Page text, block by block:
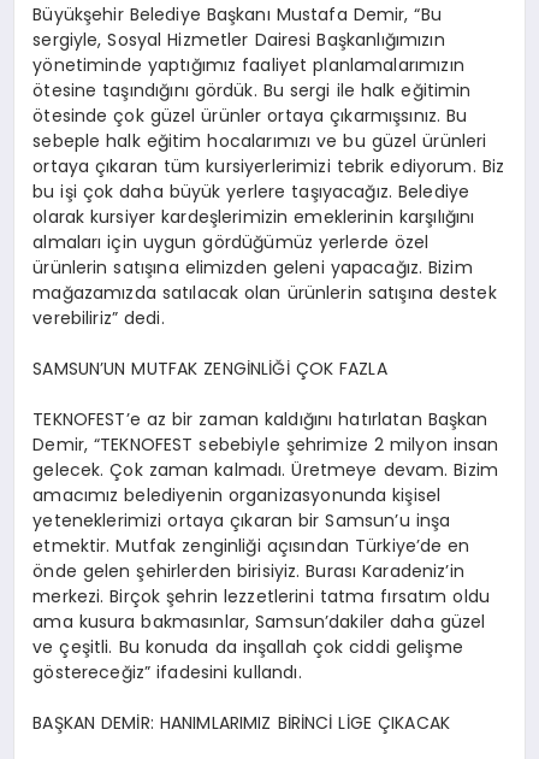
SPOR
TEKNOLOJI
Büyükşehir Belediye Başkanı Mustafa Demir, “Bu
sergiyle, Sosyal Hizmetler Dairesi Başkanlığımızın
yönetiminde yaptığımız faaliyet planlamalarımızın
ötesine taşındığını gördük. Bu sergi ile halk eğitimin
ötesinde çok güzel ürünler ortaya çıkarmışsınız. Bu
sebeple halk eğitim hocalarımızı ve bu güzel ürünleri
ortaya çıkaran tüm kursiyerlerimizi tebrik ediyorum. Biz
bu işi çok daha büyük yerlere taşıyacağız. Belediye
olarak kursiyer kardeşlerimizin emeklerinin karşılığını
almaları için uygun gördüğümüz yerlerde özel
ürünlerin satışına elimizden geleni yapacağız. Bizim
mağazamızda satılacak olan ürünlerin satışına destek
verebiliriz” dedi.
SAMSUN’UN MUTFAK ZENGİNLİĞİ ÇOK FAZLA
TEKNOFEST’e az bir zaman kaldığını hatırlatan Başkan
Demir, “TEKNOFEST sebebiyle şehrimize 2 milyon insan
gelecek. Çok zaman kalmadı. Üretmeye devam. Bizim
amacımız belediyenin organizasyonunda kişisel
yeteneklerimizi ortaya çıkaran bir Samsun’u inşa
etmektir. Mutfak zenginliği açısından Türkiye’de en
önde gelen şehirlerden birisiyiz. Burası Karadeniz’in
merkezi. Birçok şehrin lezzetlerini tatma fırsatım oldu
ama kusura bakmasınlar, Samsun’dakiler daha güzel
ve çeşitli. Bu konuda da inşallah çok ciddi gelişme
göstereceğiz” ifadesini kullandı.
BAŞKAN DEMİR: HANIMLARIMIZ BİRİNCİ LİGE ÇIKACAK